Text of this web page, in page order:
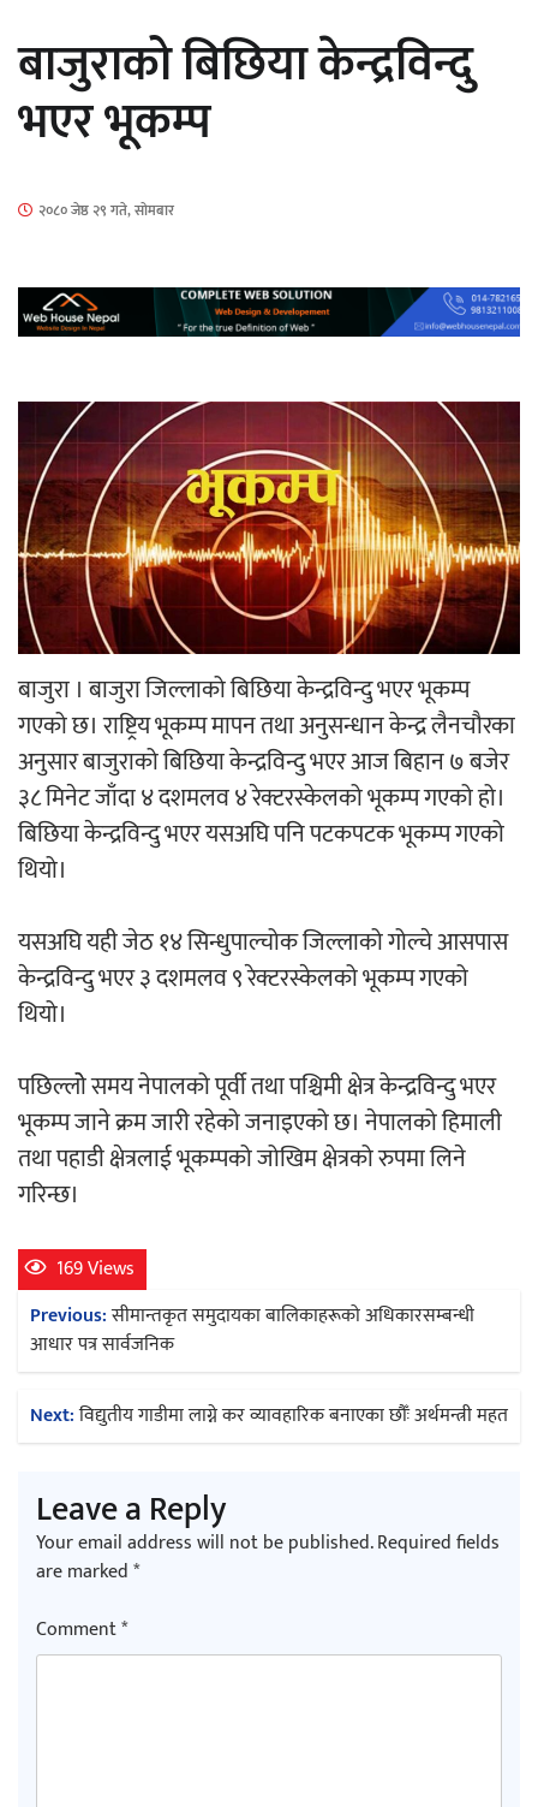
‘ईयुमा डट कम’ले बुधबारदेखि आफ्नो
औपचारिक सेवा सञ्चालनमा
हलमा छैन ‘गौँथली’को टिकट
‘आइतबारको अफिस’ को परिचर्चा सम्पन्न
अर्जुन चन्द्रको ‘संवेदनाका प्रतिध्वनि’
मुक्तकसङ्ग्रह लोकार्पण
‘दुर्गा’ निर्माण गर्दै सम्राट
चलचित्र ‘माया भनेकै यस्तो होला’को शीर्ष गीत
बाजुराको बिछिया केन्द्रविन्दु
भएर भूकम्प
२०८० जेष्ठ २९ गते, सोमबार
बाजुरा । बाजुरा जिल्लाको बिछिया केन्द्रविन्दु भएर भूकम्प
गएको छ। राष्ट्रिय भूकम्प मापन तथा अनुसन्धान केन्द्र लैनचौरका
अनुसार बाजुराको बिछिया केन्द्रविन्दु भएर आज बिहान ७ बजेर
३८ मिनेट जाँदा ४ दशमलव ४ रेक्टरस्केलको भूकम्प गएको हो।
बिछिया केन्द्रविन्दु भएर यसअघि पनि पटकपटक भूकम्प गएको
थियो।
यसअघि यही जेठ १४ सिन्धुपाल्चोक जिल्लाको गोल्चे आसपास
केन्द्रविन्दु भएर ३ दशमलव ९ रेक्टरस्केलको भूकम्प गएको
थियो।
पछिल्लोे समय नेपालको पूर्वी तथा पश्चिमी क्षेत्र केन्द्रविन्दु भएर
भूकम्प जाने क्रम जारी रहेको जनाइएको छ। नेपालको हिमाली
तथा पहाडी क्षेत्रलाई भूकम्पको जोखिम क्षेत्रको रुपमा लिने
गरिन्छ।
169 Views
Post
navigation
Previous:सीमान्तकृत समुदायका बालिकाहरूको अधिकारसम्बन्धी
आधार पत्र सार्वजनिक
Next:विद्युतीय गाडीमा लाग्ने कर व्यावहारिक बनाएका छौँः अर्थमन्त्री महत
Leave a Reply
Your email address will not be published.Required fields
are marked*
Comment*